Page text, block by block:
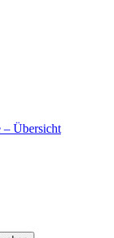
– Übersicht